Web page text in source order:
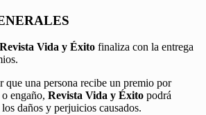
Revista Vida y Éxito finaliza con la entrega
que una persona recibe un premio por
engaño, Revista Vida y Éxito podrá
daños y perjuicios causados.